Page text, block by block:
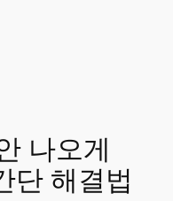
나오게
단 해결법